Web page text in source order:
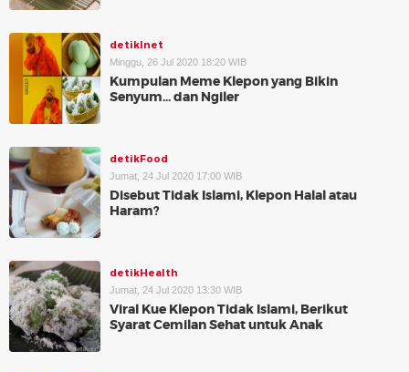
detikInet
Minggu, 26 Jul 2020 18:20 WIB
Kumpulan Meme Klepon yang Bikin
Senyum... dan Ngiler
detikFood
Jumat, 24 Jul 2020 17:00 WIB
Disebut Tidak Islami, Klepon Halal atau
Haram?
detikHealth
Jumat, 24 Jul 2020 13:30 WIB
Viral Kue Klepon Tidak Islami, Berikut
Syarat Cemilan Sehat untuk Anak